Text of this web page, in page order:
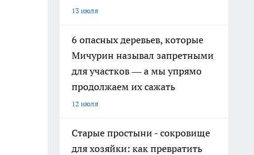
13 июля
6 опасных деревьев, которые
Мичурин называл запретными
для участков — а мы упрямо
продолжаем их сажать
12 июля
Старые простыни - сокровище
для хозяйки: как превратить